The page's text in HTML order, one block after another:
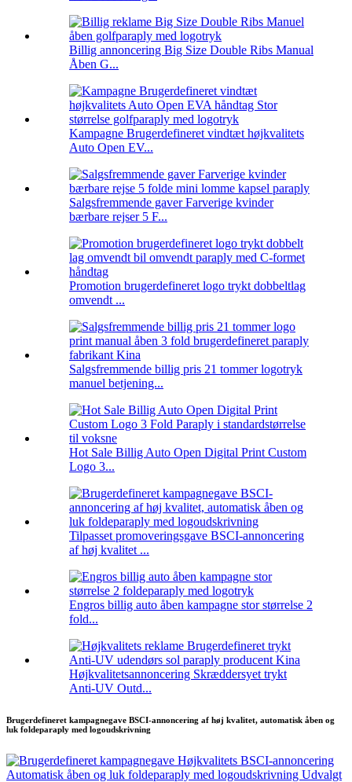
Billig annoncering Big Size Double Ribs Manual
Åben G...
Kampagne Brugerdefineret vindtæt højkvalitets
Auto Open EV...
Salgsfremmende gaver Farverige kvinder
bærbare rejser 5 F...
Promotion brugerdefineret logo trykt dobbeltlag
omvendt ...
Salgsfremmende billig pris 21 tommer logotryk
manuel betjening...
Hot Sale Billig Auto Open Digital Print Custom
Logo 3...
Tilpasset promoveringsgave BSCI-annoncering
af høj kvalitet ...
Engros billig auto åben kampagne stor størrelse 2
fold...
Højkvalitetsannoncering Skræddersyet trykt
Anti-UV Outd...
Brugerdefineret kampagnegave BSCI-annoncering af høj kvalitet, automatisk åben og
luk foldeparaply med logoudskrivning